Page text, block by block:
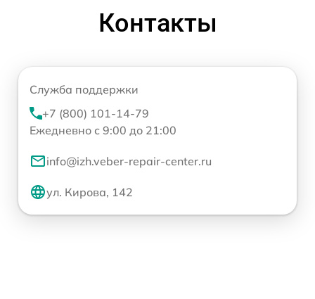
Контакты
Служба поддержки
+7 (800) 101-14-79
Ежедневно с 9:00 до 21:00
info@izh.veber-repair-center.ru
ул. Кирова, 142